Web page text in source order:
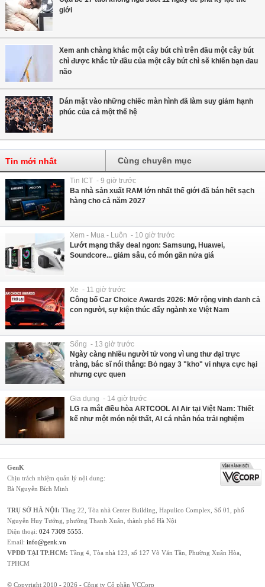
giới
Xem anh chàng khắc một cây bút chì trên đầu một cây bút
chì được khắc từ đầu của một cây bút chì sẽ khiến bạn đau
não
Dán mặt vào những chiếc màn hình đã làm suy giảm hạnh
phúc của cả một thế hệ
Tin mới nhất Cùng chuyên mục
Tin ICT - 9 giờ trước
Ba nhà sản xuất RAM lớn nhất thế giới đã bán hết sạch
hàng cho cả năm 2027
Xem - Mua - Luôn - 10 giờ trước
Lướt mạng thấy deal ngon: Samsung, Huawei,
Soundcore... giảm sâu, có món gần nửa giá
Xe - 11 giờ trước
Công bố Car Choice Awards 2026: Mở rộng vinh danh cả
con người, sự kiện thúc đẩy ngành xe Việt Nam
Sống - 13 giờ trước
Ngày càng nhiều người tử vong vì ung thư đại trực
tràng, bác sĩ nói thẳng: Bỏ ngay 3 "kho" vi nhựa cực hại
nhưng cực quen
Gia dụng - 14 giờ trước
LG ra mắt điều hòa ARTCOOL AI Air tại Việt Nam: Thiết
kế như một món nội thất, AI cá nhân hóa trải nghiệm
GenK
Chịu trách nhiệm quản lý nội dung:
Bà Nguyễn Bích Minh
TRỤ SỞ HÀ NỘI: Tầng 22, Tòa nhà Center Building, Hapulico Complex, Số 01, phố
Nguyễn Huy Tưởng, phường Thanh Xuân, thành phố Hà Nội
Điện thoại: 024 7309 5555
Email: info@genk.vn
VPĐD TẠI TP.HCM: Tầng 4, Tòa nhà 123, số 127 Võ Văn Tần, Phường Xuân Hòa,
TPHCM
© Copyright 2010 - 2026 - Công ty Cổ phần VCCorp